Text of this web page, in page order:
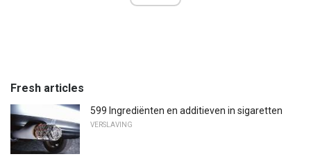
Fresh articles
599 Ingrediënten en additieven in sigaretten
VERSLAVING